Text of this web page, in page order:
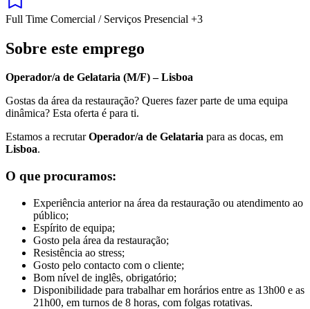
Full Time Comercial / Serviços Presencial +3
Sobre este emprego
Operador/a de Gelataria (M/F) – Lisboa
Gostas da área da restauração? Queres fazer parte de uma equipa
dinâmica? Esta oferta é para ti.
Estamos a recrutarOperador/a de Gelataria para as docas, em
Lisboa.
O que procuramos:
Experiência anterior na área da restauração ou atendimento ao
público;
Espírito de equipa;
Gosto pela área da restauração;
Resistência ao stress;
Gosto pelo contacto com o cliente;
Bom nível de inglês, obrigatório;
Disponibilidade para trabalhar em horários entre as 13h00 e as
21h00, em turnos de 8 horas, com folgas rotativas.